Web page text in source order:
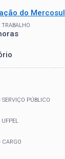
do Mercosul
SERVIÇO PÚBLICO
UFPEL
CARGO